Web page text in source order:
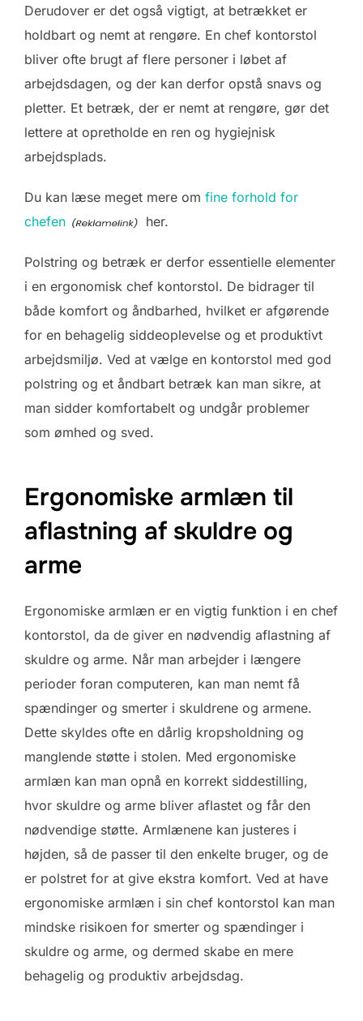
Derudover er det også vigtigt, at betrækket er
holdbart og nemt at rengøre. En chef kontorstol
bliver ofte brugt af flere personer i løbet af
arbejdsdagen, og der kan derfor opstå snavs og
pletter. Et betræk, der er nemt at rengøre, gør det
lettere at opretholde en ren og hygiejnisk
arbejdsplads.
Du kan læse meget mere om fine forhold for
chefen
her.
Polstring og betræk er derfor essentielle elementer
i en ergonomisk chef kontorstol. De bidrager til
både komfort og åndbarhed, hvilket er afgørende
for en behagelig siddeoplevelse og et produktivt
arbejdsmiljø. Ved at vælge en kontorstol med god
polstring og et åndbart betræk kan man sikre, at
man sidder komfortabelt og undgår problemer
som ømhed og sved.
Ergonomiske armlæn til
aflastning af skuldre og
arme
Ergonomiske armlæn er en vigtig funktion i en chef
kontorstol, da de giver en nødvendig aflastning af
skuldre og arme. Når man arbejder i længere
perioder foran computeren, kan man nemt få
spændinger og smerter i skuldrene og armene.
Dette skyldes ofte en dårlig kropsholdning og
manglende støtte i stolen. Med ergonomiske
armlæn kan man opnå en korrekt siddestilling,
hvor skuldre og arme bliver aflastet og får den
nødvendige støtte. Armlænene kan justeres i
højden, så de passer til den enkelte bruger, og de
er polstret for at give ekstra komfort. Ved at have
ergonomiske armlæn i sin chef kontorstol kan man
mindske risikoen for smerter og spændinger i
skuldre og arme, og dermed skabe en mere
behagelig og produktiv arbejdsdag.